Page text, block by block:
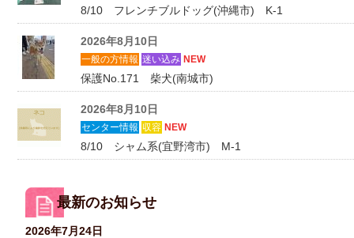
8/10 フレンチブルドッグ(沖縄市) K-1
2026年8月10日
一般の方情報 迷い込み NEW
保護No.171 柴犬(南城市)
2026年8月10日
センター情報 収容 NEW
8/10 シャム系(宜野湾市) M-1
最新のお知らせ
2026年7月24日